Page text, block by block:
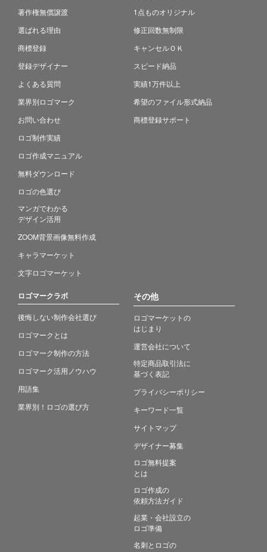
著作権無償譲渡
選ばれる理由
商標登録
登録デザイナー
よくある質問
業界別ロゴマーク
お問い合わせ
ロゴ制作実績
ロゴ作成マニュアル
無料ダウンロード
ロゴの色選び
マンガでわかる
デザイン活用
ZOOM背景画像無料作成
キャラマーケット
文字ロゴマーケット
1点ものオリジナル
修正回数無制限
キャンセルＯＫ
スピード納品
実績1万件以上
希望のファイル形式納品
商標登録サポート
ロゴマークラボ
後悔しない制作会社選び
ロゴマークとは
ロゴマーク制作の方法
ロゴマーク活用ノウハウ
用語集
業界別！ロゴの選び方
その他
ロゴマーケットの
はじまり
運営会社について
特定商品取引法に
基づく表記
プライバシーポリシー
キーワード一覧
サイトマップ
デザイナー募集
ロゴ無料提案
とは
ロゴ作成の
依頼方法ガイド
起業・会社設立の
ロゴ準備
名刺とロゴの